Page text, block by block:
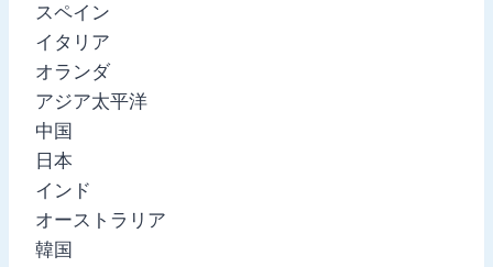
スペイン
イタリア
オランダ
アジア太平洋
中国
日本
インド
オーストラリア
韓国